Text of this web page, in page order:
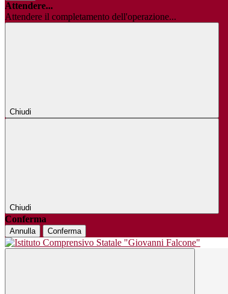
Attendere...
Attendere il completamento dell'operazione...
Chiudi
Chiudi
Conferma
Annulla Conferma